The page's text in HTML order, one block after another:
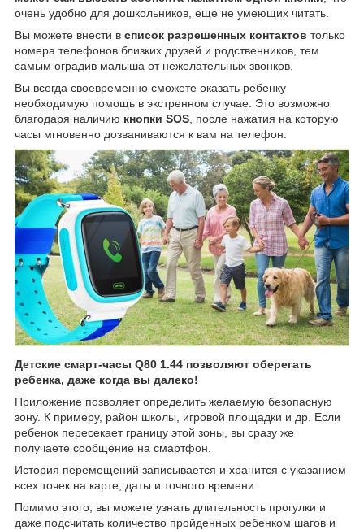
очень удобно для дошкольников, еще не умеющих читать.
Вы можете внести в список разрешенных контактов только
номера телефонов близких друзей и родственников, тем
самым оградив малыша от нежелательных звонков.
Вы всегда своевременно сможете оказать ребенку
необходимую помощь в экстренном случае. Это возможно
благодаря наличию кнопки SOS , после нажатия на которую
часы мгновенно дозваниваются к вам на телефон.
Детские смарт-часы Q80 1.44 позволяют оберегать
ребенка, даже когда вы далеко!
Приложение позволяет определить желаемую безопасную
зону. К примеру, район школы, игровой площадки и др. Если
ребенок пересекает границу этой зоны, вы сразу же
получаете сообщение на смартфон.
История перемещений записывается и хранится с указанием
всех точек на карте, даты и точного времени.
Помимо этого, вы можете узнать длительность прогулки и
даже подсчитать количество пройденных ребенком шагов и